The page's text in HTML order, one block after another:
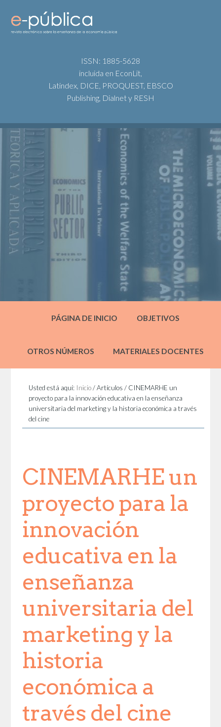
ISSN: 1885-5628
incluida en EconLit,
Latindex, DICE, PROQUEST, EBSCO
Publishing, Dialnet y RESH
PÁGINA DE INICIO OBJETIVOS
OTROS NÚMEROS MATERIALES DOCENTES
Usted está aquí: Inicio /Artículos/ CINEMARHE un
proyecto para la innovación educativa en la enseñanza
universitaria del marketing y la historia económica a través
del cine
CINEMARHE un
proyecto para la
innovación
educativa en la
enseñanza
universitaria del
marketing y la
historia
económica a
través del cine